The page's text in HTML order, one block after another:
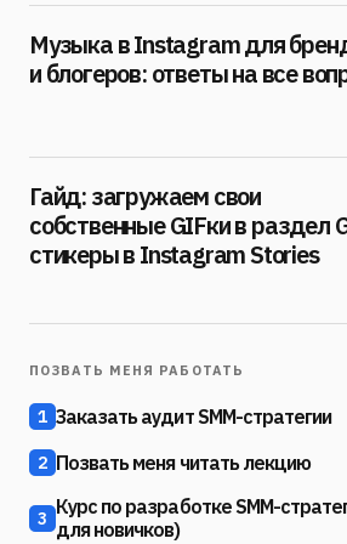
Музыка в Instagram для
и блогеров: ответы на все
Гайд: загружаем свои
собственные GIFки в раздел
стикеры в Instagram Stories
ПОЗВАТЬ МЕНЯ РАБОТАТЬ
1 Заказать аудит SMM-стратегии
2 Позвать меня читать лекцию
3 Курс по разработке SMM-
для новичков)